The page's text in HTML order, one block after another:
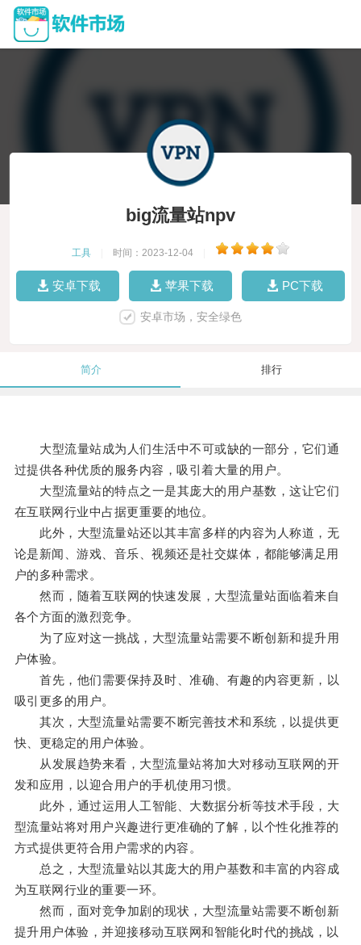
big流量站npv
工具 时间：2023-12-04
安卓下载 苹果下载 PC下载
安卓市场，安全绿色
简介 排行
大型流量站成为人们生活中不可或缺的一部分，它们通
过提供各种优质的服务内容，吸引着大量的用户。
大型流量站的特点之一是其庞大的用户基数，这让它们
在互联网行业中占据更重要的地位。
此外，大型流量站还以其丰富多样的内容为人称道，无
论是新闻、游戏、音乐、视频还是社交媒体，都能够满足用
户的多种需求。
然而，随着互联网的快速发展，大型流量站面临着来自
各个方面的激烈竞争。
为了应对这一挑战，大型流量站需要不断创新和提升用
户体验。
首先，他们需要保持及时、准确、有趣的内容更新，以
吸引更多的用户。
其次，大型流量站需要不断完善技术和系统，以提供更
快、更稳定的用户体验。
从发展趋势来看，大型流量站将加大对移动互联网的开
发和应用，以迎合用户的手机使用习惯。
此外，通过运用人工智能、大数据分析等技术手段，大
型流量站将对用户兴趣进行更准确的了解，以个性化推荐的
方式提供更符合用户需求的内容。
总之，大型流量站以其庞大的用户基数和丰富的内容成
为互联网行业的重要一环。
然而，面对竞争加剧的现状，大型流量站需要不断创新
提升用户体验，并迎接移动互联网和智能化时代的挑战，以